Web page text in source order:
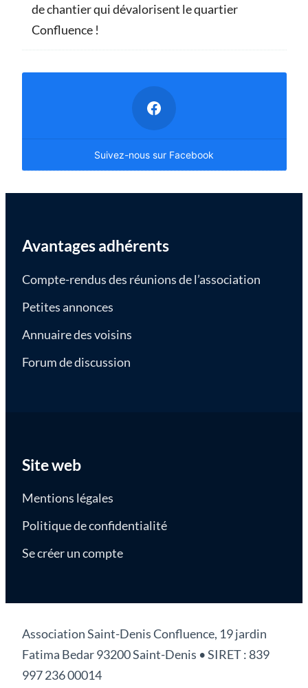
de chantier qui dévalorisent le quartier
Confluence !
Suivez-nous sur Facebook
Avantages adhérents
Compte-rendus des réunions de l’association
Petites annonces
Annuaire des voisins
Forum de discussion
Site web
Mentions légales
Politique de confidentialité
Se créer un compte
Association Saint-Denis Confluence, 19 jardin
Fatima Bedar 93200 Saint-Denis • SIRET : 839
997 236 00014